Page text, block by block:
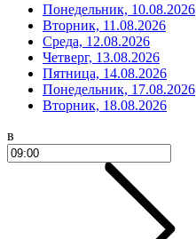
Понедельник, 10.08.2026
Вторник, 11.08.2026
Среда, 12.08.2026
Четверг, 13.08.2026
Пятница, 14.08.2026
Понедельник, 17.08.2026
Вторник, 18.08.2026
в